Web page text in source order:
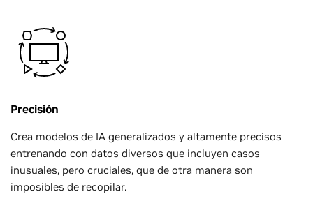
Precisión
Crea modelos de IA generalizados y altamente precisos
entrenando con datos diversos que incluyen casos
inusuales, pero cruciales, que de otra manera son
imposibles de recopilar.